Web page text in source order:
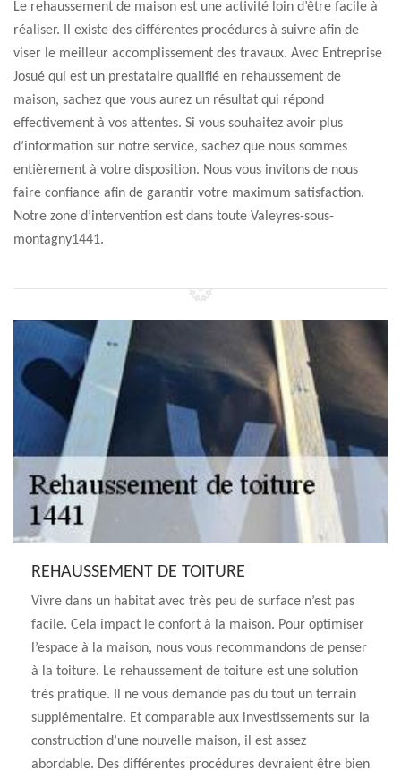
Le rehaussement de maison est une activité loin d’être facile à
réaliser. Il existe des différentes procédures à suivre afin de
viser le meilleur accomplissement des travaux. Avec Entreprise
Josué qui est un prestataire qualifié en rehaussement de
maison, sachez que vous aurez un résultat qui répond
effectivement à vos attentes. Si vous souhaitez avoir plus
d’information sur notre service, sachez que nous sommes
entièrement à votre disposition. Nous vous invitons de nous
faire confiance afin de garantir votre maximum satisfaction.
Notre zone d’intervention est dans toute Valeyres-sous-
montagny1441.
REHAUSSEMENT DE TOITURE
Vivre dans un habitat avec très peu de surface n’est pas
facile. Cela impact le confort à la maison. Pour optimiser
l’espace à la maison, nous vous recommandons de penser
à la toiture. Le rehaussement de toiture est une solution
très pratique. Il ne vous demande pas du tout un terrain
supplémentaire. Et comparable aux investissements sur la
construction d’une nouvelle maison, il est assez
abordable. Des différentes procédures devraient être bien